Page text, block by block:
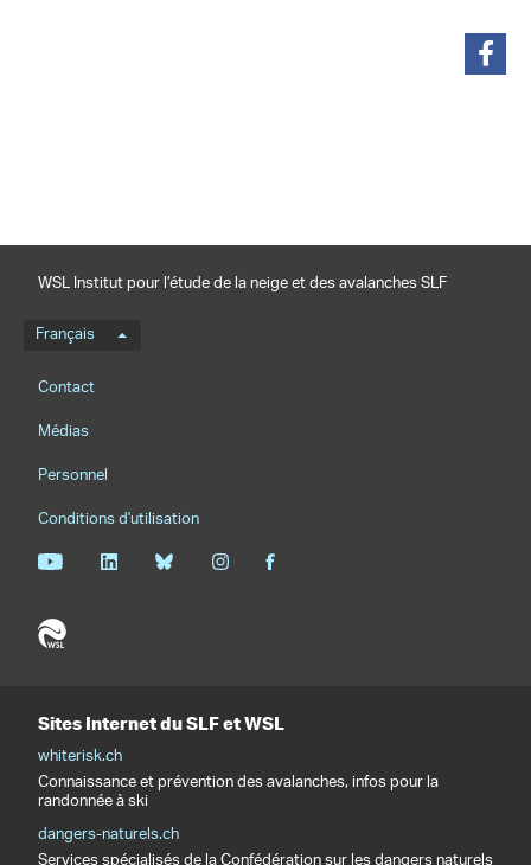
WSL Institut pour l’étude de la neige et des avalanches SLF
Menu de langue
Français
Footernavigation
Contact
Médias
Personnel
Conditions d'utilisation
Sites Internet du SLF et WSL
whiterisk.ch
Connaissance et prévention des avalanches, infos pour la
randonnée à ski
dangers-naturels.ch